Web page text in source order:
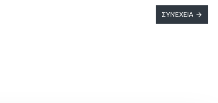
ΣΥΝΈΧΕΙΑ